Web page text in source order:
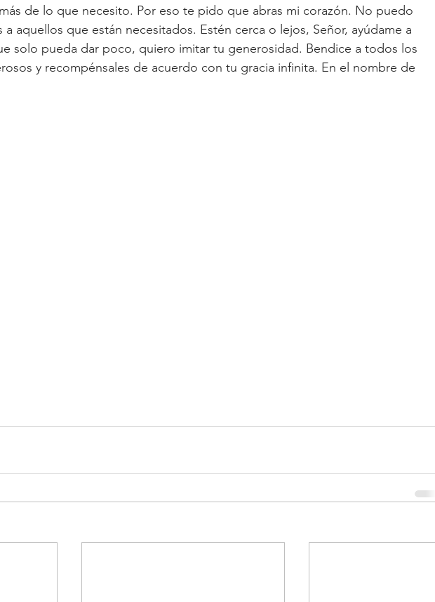
de lo que necesito. Por eso te pido que abras mi corazón. No puedo
a aquellos que están necesitados. Estén cerca o lejos, Señor, ayúdame a
solo pueda dar poco, quiero imitar tu generosidad. Bendice a todos los
y recompénsales de acuerdo con tu gracia infinita. En el nombre de